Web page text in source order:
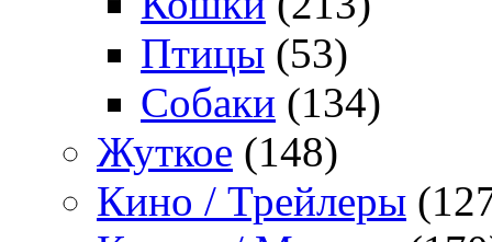
Птицы (53)
Собаки (134)
Жуткое (148)
Кино / Трейлеры